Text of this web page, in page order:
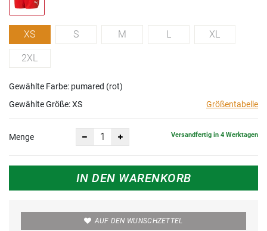
XS S M L XL
2XL
Gewählte Farbe: pumared (rot)
Gewählte Größe:XS Größentabelle
Menge Versandfertig in 4 Werktagen
IN DEN WARENKORB
AUF DEN WUNSCHZETTEL